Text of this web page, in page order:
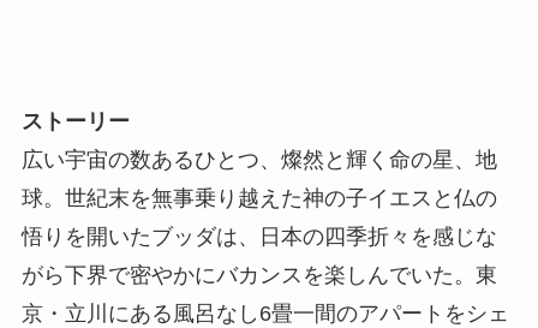
ストーリー
広い宇宙の数あるひとつ、燦然と輝く命の星、地
球。世紀末を無事乗り越えた神の子イエスと仏の
悟りを開いたブッダは、日本の四季折々を感じな
がら下界で密やかにバカンスを楽しんでいた。東
京・立川にある風呂なし6畳一間のアパートをシェ